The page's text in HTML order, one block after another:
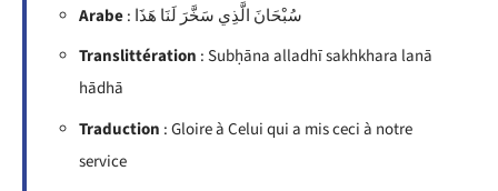
Arabe : سُبْحَانَ الَّذِي سَخَّرَ لَنَا هَذَا
Translittération : Subḥāna alladhī sakhkhara lanā
hādhā
Traduction : Gloire à Celui qui a mis ceci à notre
service